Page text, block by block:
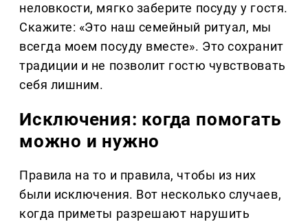
неловкости, мягко заберите посуду у гостя.
Скажите: «Это наш семейный ритуал, мы
всегда моем посуду вместе». Это сохранит
традиции и не позволит гостю чувствовать
себя лишним.
Исключения: когда помогать
можно и нужно
Правила на то и правила, чтобы из них
были исключения. Вот несколько случаев,
когда приметы разрешают нарушить